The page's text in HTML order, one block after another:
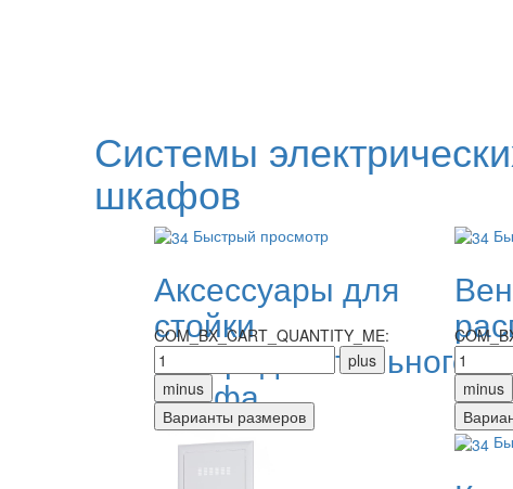
Системы
шкафов
Быстрый просмотр
Аксессуары для
стойки
распределительного
шкафа
COM_BX_CART_QUANTITY_ME: